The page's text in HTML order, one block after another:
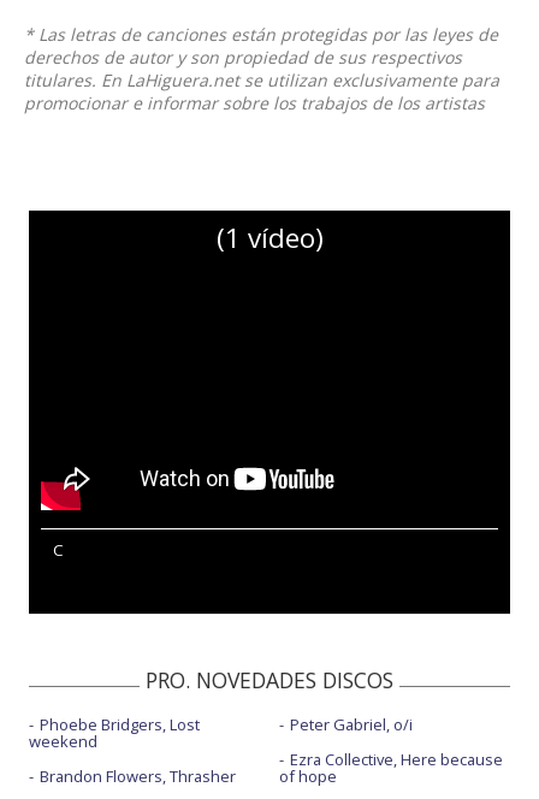
* Las letras de canciones están protegidas por las leyes de
derechos de autor y son propiedad de sus respectivos
titulares. En LaHiguera.net se utilizan exclusivamente para
promocionar e informar sobre los trabajos de los artistas
(1 vídeo)
C
PRO. NOVEDADES DISCOS
Phoebe Bridgers, Lost
weekend
Brandon Flowers, Thrasher
Peter Gabriel, o/i
Ezra Collective, Here because
of hope